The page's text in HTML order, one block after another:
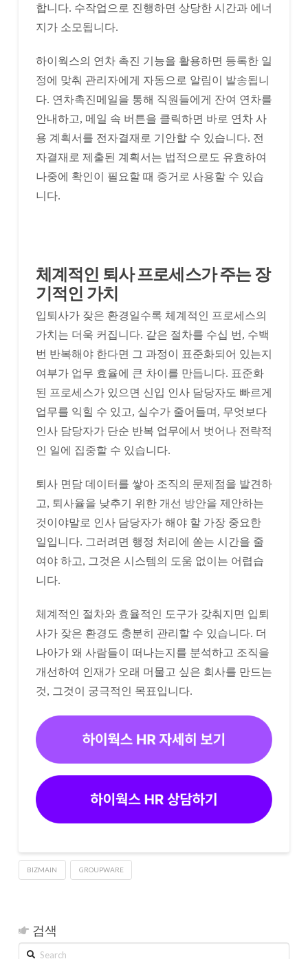
합니다. 수작업으로 진행하면 상당한 시간과 에너
지가 소모됩니다.
하이웍스의 연차 촉진 기능을 활용하면 등록한 일
정에 맞춰 관리자에게 자동으로 알림이 발송됩니
다. 연차촉진메일을 통해 직원들에게 잔여 연차를
안내하고, 메일 속 버튼을 클릭하면 바로 연차 사
용 계획서를 전자결재로 기안할 수 있습니다. 전
자결재로 제출된 계획서는 법적으로도 유효하여
나중에 확인이 필요할 때 증거로 사용할 수 있습
니다.
체계적인 퇴사 프로세스가 주는 장
기적인 가치
입퇴사가 잦은 환경일수록 체계적인 프로세스의
가치는 더욱 커집니다. 같은 절차를 수십 번, 수백
번 반복해야 한다면 그 과정이 표준화되어 있는지
여부가 업무 효율에 큰 차이를 만듭니다. 표준화
된 프로세스가 있으면 신입 인사 담당자도 빠르게
업무를 익힐 수 있고, 실수가 줄어들며, 무엇보다
인사 담당자가 단순 반복 업무에서 벗어나 전략적
인 일에 집중할 수 있습니다.
퇴사 면담 데이터를 쌓아 조직의 문제점을 발견하
고, 퇴사율을 낮추기 위한 개선 방안을 제안하는
것이야말로 인사 담당자가 해야 할 가장 중요한
일입니다. 그러려면 행정 처리에 쏟는 시간을 줄
여야 하고, 그것은 시스템의 도움 없이는 어렵습
니다.
체계적인 절차와 효율적인 도구가 갖춰지면 입퇴
사가 잦은 환경도 충분히 관리할 수 있습니다. 더
나아가 왜 사람들이 떠나는지를 분석하고 조직을
개선하여 인재가 오래 머물고 싶은 회사를 만드는
것, 그것이 궁극적인 목표입니다.
BIZMAIN GROUPWARE
검색
Search